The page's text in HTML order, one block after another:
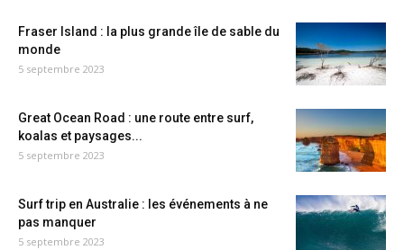
Fraser Island : la plus grande île de sable du
monde
5 septembre 2023
Great Ocean Road : une route entre surf,
koalas et paysages...
5 septembre 2023
Surf trip en Australie : les événements à ne
pas manquer
5 septembre 2023